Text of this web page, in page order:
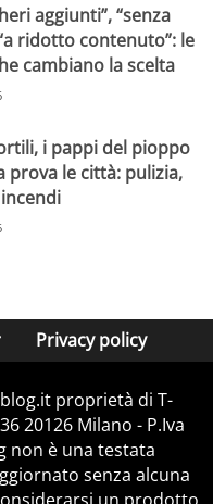
aggiunti”, “senza
ridotto contenuto”: le
cambiano la scelta
i pappi del pioppo
prova le città: pulizia,
Privacy policy
proprietà di T-
20126 Milano - P.Iva
non è una testata
senza alcuna